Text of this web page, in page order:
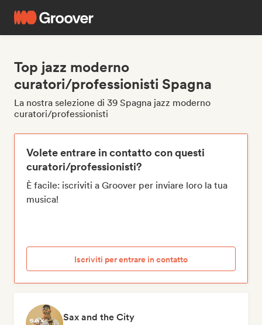
Top jazz moderno
curatori/professionisti Spagna
La nostra selezione di 39 Spagna jazz moderno
curatori/professionisti
Volete entrare in contatto con questi
curatori/professionisti?
È facile: iscriviti a Groover per inviare loro la tua
musica!
Iscriviti per entrare in contatto
Sax and the City